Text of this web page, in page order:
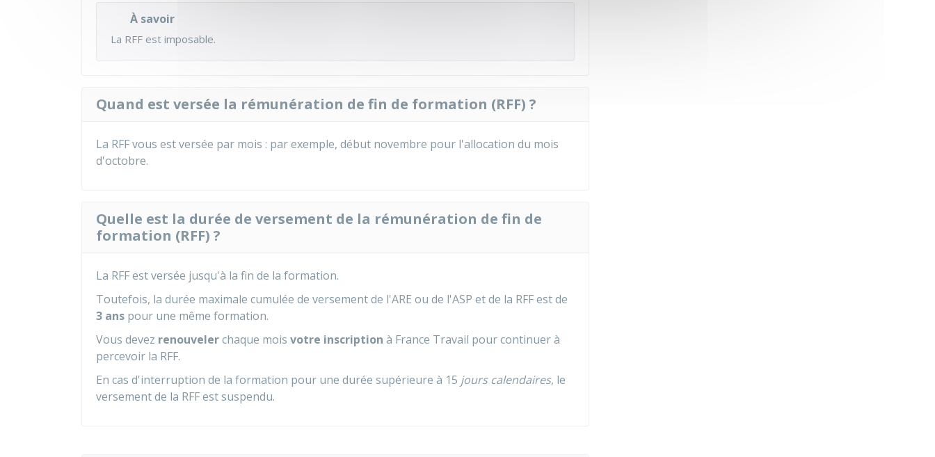
À savoir
La RFF est imposable.
Quand est versée la rémunération de fin de formation (RFF) ?
La RFF vous est versée par mois : par exemple, début novembre pour l'allocation du mois
d'octobre.
Quelle est la durée de versement de la rémunération de fin de
formation (RFF) ?
La RFF est versée jusqu'à la fin de la formation.
Toutefois, la durée maximale cumulée de versement de l'ARE ou de l'ASP et de la RFF est de
3 ans pour une même formation.
Vous devez renouvelerchaque mois votre inscription à France Travail pour continuer à
percevoir la RFF.
En cas d'interruption de la formation pour une durée supérieure à 15 jours calendaires, le
versement de la RFF est suspendu.